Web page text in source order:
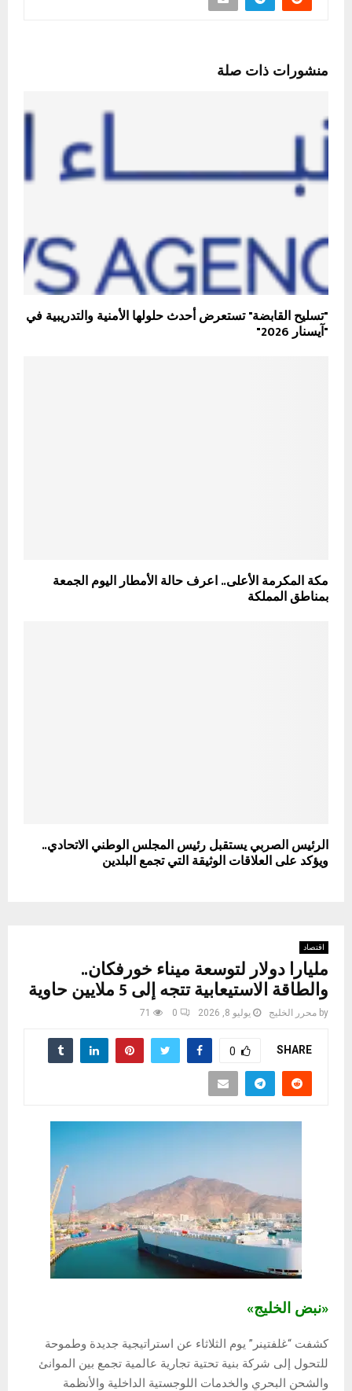
منشورات ذات صلة
"تسليح القابضة" تستعرض أحدث حلولها الأمنية والتدريبية في
"آيسنار 2026"
مكة المكرمة الأعلى.. اعرف حالة الأمطار اليوم الجمعة
بمناطق المملكة
الرئيس الصربي يستقبل رئيس المجلس الوطني الاتحادي..
ويؤكد على العلاقات الوثيقة التي تجمع البلدين
اقتصاد
مليارا دولار لتوسعة ميناء خورفكان..
والطاقة الاستيعابية تتجه إلى 5 ملايين حاوية
by محرر الخليج يوليو 8, 2026 0
71
SHARE
0
«نبض الخليج»
كشفت “غلفتينر” يوم الثلاثاء عن استراتيجية جديدة وطموحة
للتحول إلى شركة بنية تحتية تجارية عالمية تجمع بين الموانئ
والشحن البحري والخدمات اللوجستية الداخلية والأنظمة